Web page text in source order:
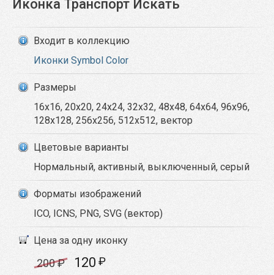
Иконка Транспорт Искать
Входит в коллекцию
Иконки Symbol Color
Размеры
16x16, 20x20, 24x24, 32x32, 48x48, 64x64, 96x96,
128x128, 256x256, 512x512, вектор
Цветовые варианты
Нормальный, активный, выключенный, серый
Форматы изображений
ICO, ICNS, PNG, SVG (вектор)
Цена за одну иконку
200₽ 120 ₽